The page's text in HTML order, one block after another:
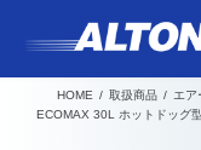
テ
ゲ
HOME 取扱商品
エア
ECOMAX 30L ホットドッグ